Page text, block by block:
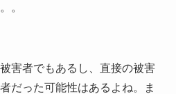
。
害者でもあるし、直接の被害
だった可能性はあるよね。ま